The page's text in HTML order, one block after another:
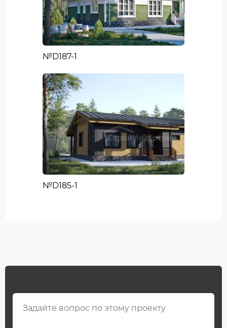
№D187-1
№D185-1